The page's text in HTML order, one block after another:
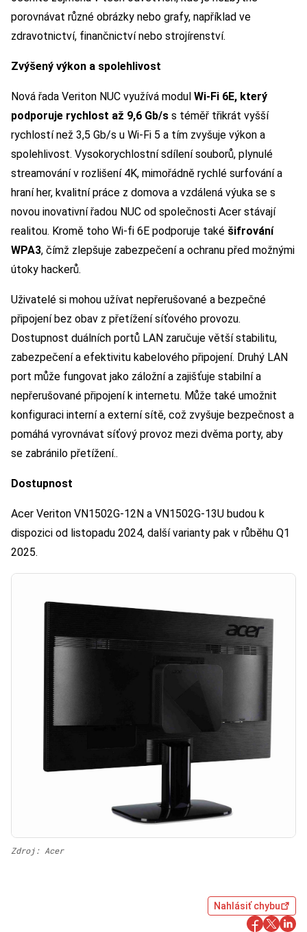
porovnávat různé obrázky nebo grafy, například ve
zdravotnictví, finančnictví nebo strojírenství.
Zvýšený výkon a spolehlivost
Nová řada Veriton NUC využívá modul Wi-Fi 6E, který
podporuje rychlost až 9,6 Gb/s s téměř třikrát vyšší
rychlostí než 3,5 Gb/s u Wi-Fi 5 a tím zvyšuje výkon a
spolehlivost. Vysokorychlostní sdílení souborů, plynulé
streamování v rozlišení 4K, mimořádně rychlé surfování a
hraní her, kvalitní práce z domova a vzdálená výuka se s
novou inovativní řadou NUC od společnosti Acer stávají
realitou. Kromě toho Wi-fi 6E podporuje také šifrování
WPA3, čímž zlepšuje zabezpečení a ochranu před možnými
útoky hackerů.
Uživatelé si mohou užívat nepřerušované a bezpečné
připojení bez obav z přetížení síťového provozu.
Dostupnost duálních portů LAN zaručuje větší stabilitu,
zabezpečení a efektivitu kabelového připojení. Druhý LAN
port může fungovat jako záložní a zajišťuje stabilní a
nepřerušované připojení k internetu. Může také umožnit
konfiguraci interní a externí sítě, což zvyšuje bezpečnost a
pomáhá vyrovnávat síťový provoz mezi dvěma porty, aby
se zabránilo přetížení..
Dostupnost
Acer Veriton VN1502G-12N a VN1502G-13U budou k
dispozici od listopadu 2024, další varianty pak v růběhu Q1
2025.
Zdroj: Acer
Nahlásiť chybu